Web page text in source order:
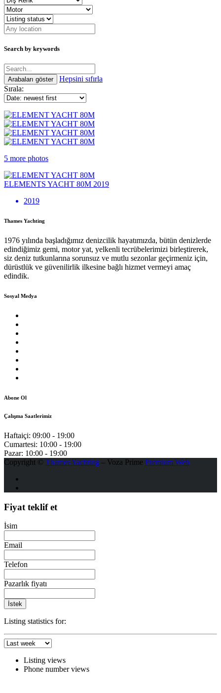
Search by keywords
Hepsini sıfırla
Sırala:
5 more photos
ELEMENTS YACHT 80M 2019
2019
Thames Yachting
1976 yılında başladığımız denizcilik hayatımızda, bütün denizlerde
edindiğimiz gemi, motor yat, yelkenli tecrübelerimizi birleştirerek,
siz deniz tutkunlarına sorunsuz ve mutlu sezonlar geçirmeniz için,
dürüstlük ve güvenilirlik ilkesine bağlı hizmet vermeyi amaç
edindik.
Sosyal Medya
Abone Ol
Çalışma Saatlerimiz
Haftaiçi: 09:00 - 19:00
Cumartesi: 10:00 - 19:00
Pazar: 10:00 - 19:00
Copyright © Thames Yachting – Voza Prime Premium Web
Fiyat teklif et
İsim
Email
Telefon
Pazarlık fiyatı
İstek
Listing statistics for:
Listing views
Phone number views